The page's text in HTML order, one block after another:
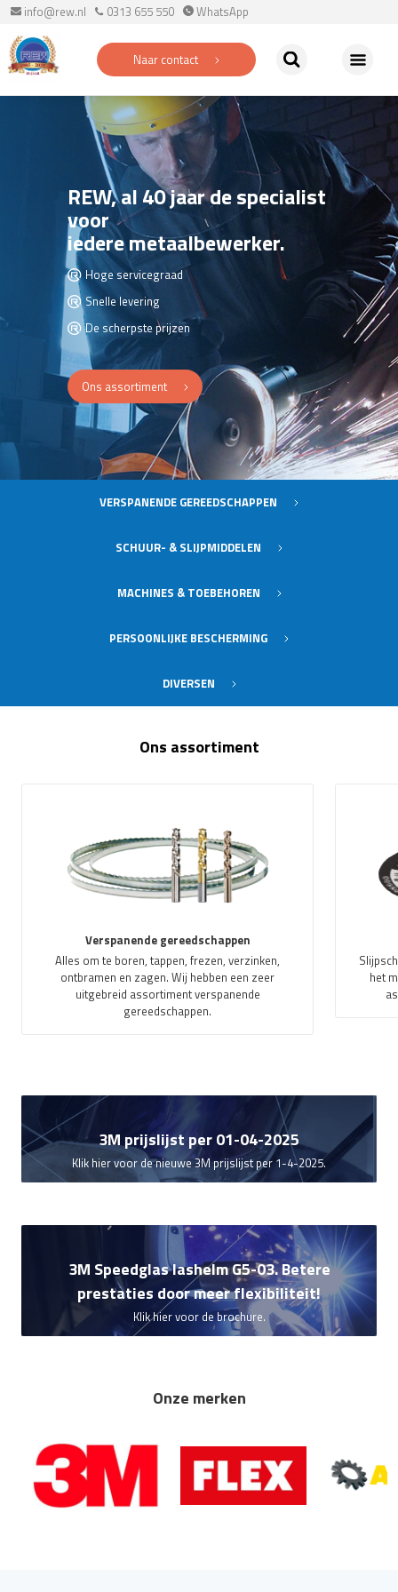
info@rew.nl 0313 655 550 WhatsApp
Naar contact
REW, al 40 jaar de specialist
voor
iedere metaalbewerker.
Hoge servicegraad
Snelle levering
De scherpste prijzen
Ons assortiment
VERSPANENDE GEREEDSCHAPPEN
SCHUUR- & SLIJPMIDDELEN
MACHINES & TOEBEHOREN
PERSOONLIJKE BESCHERMING
DIVERSEN
Ons assortiment
Verspanende gereedschappen
Alles om te boren, tappen, frezen, verzinken,
ontbramen en zagen. Wij hebben een zeer
uitgebreid assortiment verspanende
gereedschappen.
het
3M prijslijst per 01-04-2025
Klik hier voor de nieuwe 3M prijslijst per 1-4-2025.
3M Speedglas lashelm G5-03. Betere
prestaties door meer flexibiliteit!
Klik hier voor de brochure.
Onze merken